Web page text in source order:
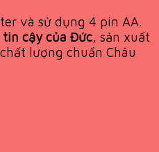
và sử dụng 4 pin AA.
cậy của Đức, sản xuất
lượng chuẩn Châu